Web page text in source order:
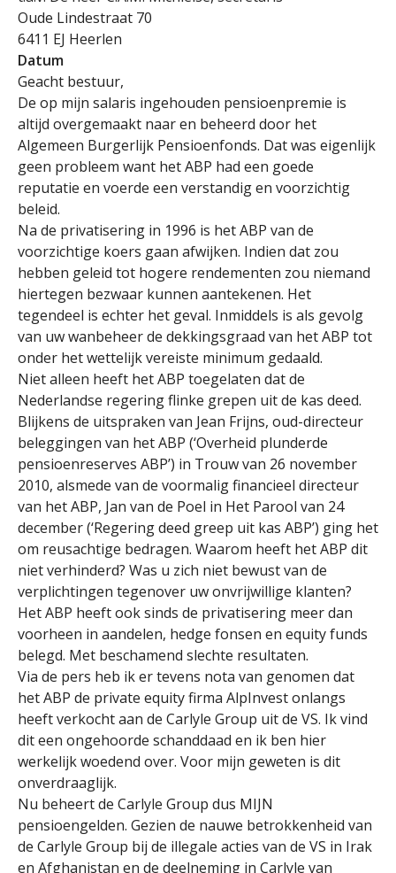
Oude Lindestraat 70
6411 EJ Heerlen
Datum
Geacht bestuur,
De op mijn salaris ingehouden pensioenpremie is
altijd overgemaakt naar en beheerd door het
Algemeen Burgerlijk Pensioenfonds. Dat was eigenlijk
geen probleem want het ABP had een goede
reputatie en voerde een verstandig en voorzichtig
beleid.
Na de privatisering in 1996 is het ABP van de
voorzichtige koers gaan afwijken. Indien dat zou
hebben geleid tot hogere rendementen zou niemand
hiertegen bezwaar kunnen aantekenen. Het
tegendeel is echter het geval. Inmiddels is als gevolg
van uw wanbeheer de dekkingsgraad van het ABP tot
onder het wettelijk vereiste minimum gedaald.
Niet alleen heeft het ABP toegelaten dat de
Nederlandse regering flinke grepen uit de kas deed.
Blijkens de uitspraken van Jean Frijns, oud-directeur
beleggingen van het ABP (‘Overheid plunderde
pensioenreserves ABP’) in Trouw van 26 november
2010, alsmede van de voormalig financieel directeur
van het ABP, Jan van de Poel in Het Parool van 24
december (‘Regering deed greep uit kas ABP’) ging het
om reusachtige bedragen. Waarom heeft het ABP dit
niet verhinderd? Was u zich niet bewust van de
verplichtingen tegenover uw onvrijwillige klanten?
Het ABP heeft ook sinds de privatisering meer dan
voorheen in aandelen, hedge fonsen en equity funds
belegd. Met beschamend slechte resultaten.
Via de pers heb ik er tevens nota van genomen dat
het ABP de private equity firma AlpInvest onlangs
heeft verkocht aan de Carlyle Group uit de VS. Ik vind
dit een ongehoorde schanddaad en ik ben hier
werkelijk woedend over. Voor mijn geweten is dit
onverdraaglijk.
Nu beheert de Carlyle Group dus MIJN
pensioengelden. Gezien de nauwe betrokkenheid van
de Carlyle Group bij de illegale acties van de VS in Irak
en Afghanistan en de deelneming in Carlyle van